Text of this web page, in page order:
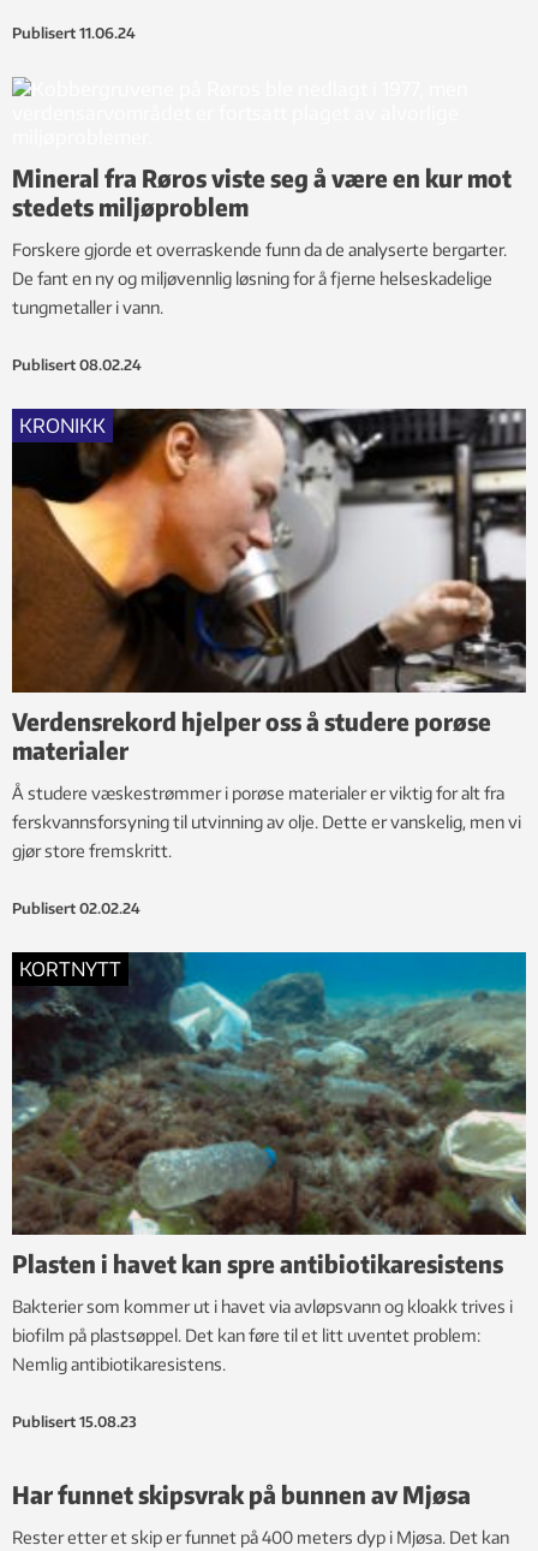
Publisert 11.06.24
Mineral fra Røros viste seg å være en kur mot
stedets miljøproblem
Forskere gjorde et overraskende funn da de analyserte bergarter.
De fant en ny og miljøvennlig løsning for å fjerne helseskadelige
tungmetaller i vann.
Publisert 08.02.24
KRONIKK
Verdensrekord hjelper oss å studere porøse
materialer
Å studere væskestrømmer i porøse materialer er viktig for alt fra
ferskvannsforsyning til utvinning av olje. Dette er vanskelig, men vi
gjør store fremskritt.
Publisert 02.02.24
KORTNYTT
Plasten i havet kan spre antibiotikaresistens
Bakterier som kommer ut i havet via avløpsvann og kloakk trives i
biofilm på plastsøppel. Det kan føre til et litt uventet problem:
Nemlig antibiotikaresistens.
Publisert 15.08.23
Har funnet skipsvrak på bunnen av Mjøsa
Rester etter et skip er funnet på 400 meters dyp i Mjøsa. Det kan